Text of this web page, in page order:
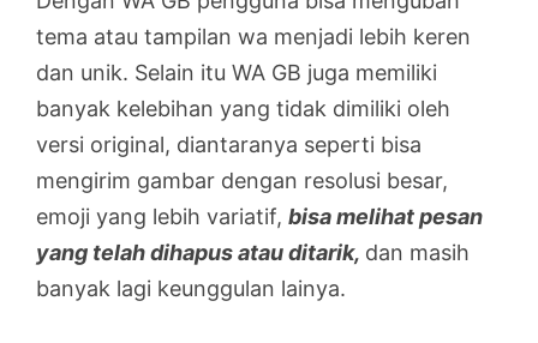
tema atau tampilan wa menjadi lebih keren
dan unik. Selain itu WA GB juga memiliki
banyak kelebihan yang tidak dimiliki oleh
versi original, diantaranya seperti bisa
mengirim gambar dengan resolusi besar,
emoji yang lebih variatif, bisa melihat pesan
yang telah dihapus atau ditarik, dan masih
banyak lagi keunggulan lainya.